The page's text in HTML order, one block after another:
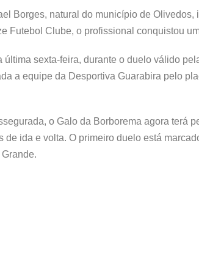
Borges, natural do município de
Futebol Clube, o profissional conquistou
última sexta-feira, durante o duelo válido
a equipe da Desportiva Guarabira pelo
o Galo da Borborema agora terá
de ida e volta. O primeiro duelo está